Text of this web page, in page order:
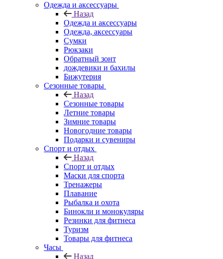
Одежда и аксессуары
Назад
Одежда и аксессуары
Одежда, аксессуары
Сумки
Рюкзаки
Обратный зонт
дождевики и бахилы
Бижутерия
Сезонные товары
Назад
Сезонные товары
Летние товары
Зимние товары
Новогодние товары
Подарки и сувениры
Спорт и отдых
Назад
Спорт и отдых
Маски для спорта
Тренажеры
Плавание
Рыбалка и охота
Бинокли и монокуляры
Резинки для фитнеса
Туризм
Товары для фитнеса
Часы
Назад